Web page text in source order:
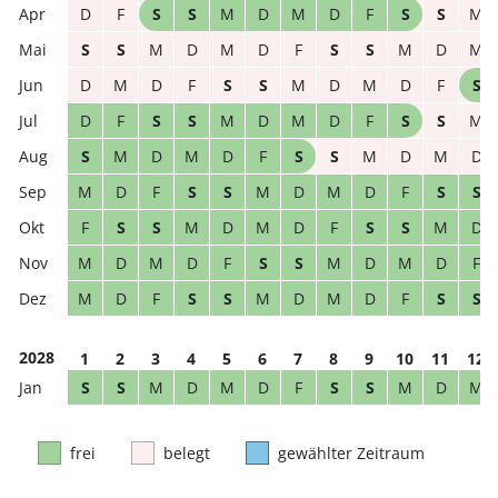
D
F S S M D M D F S S
M
S
S M D M D F S S M D
M
D
M D F S S M D M D F
S
D
F S S M D M D F S S
M
S
M D M D F S S M D M
D
M
D F S S M D M D F S
S
F
S S M D M D F S S M
D
M
D M D F S S M D M D
F
M
D F S S M D M D F S S
2028 1 2 3 4 5 6 7 8 9 10 11
12
S
S M D M D F S S M D M
frei belegt gewählter Zeitraum